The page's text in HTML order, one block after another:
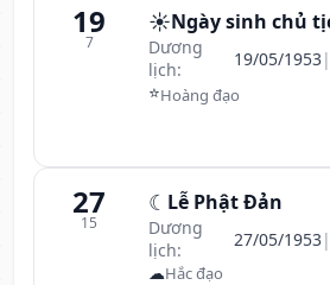
19
7
☀️Ngày sinh chủ
Dương
lịch:
19/05/1953
⭐Hoàng đạo
27
15
☾ Lễ Phật Đản
Dương
lịch:
27/05/1953
☁Hắc đạo